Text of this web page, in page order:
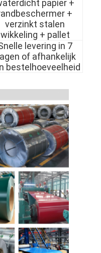
papier +
+
verzinkt stalen
wikkeling + pallet
levering in 7
of afhankelijk
bestelhoeveelheid